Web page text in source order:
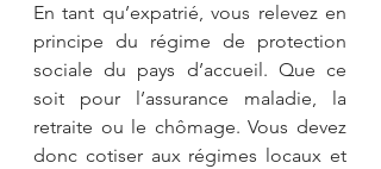
En tant qu’expatrié, vous relevez en
principe du régime de protection
sociale du pays d’accueil. Que ce
soit pour l’assurance maladie, la
retraite ou le chômage. Vous devez
donc cotiser aux régimes locaux et